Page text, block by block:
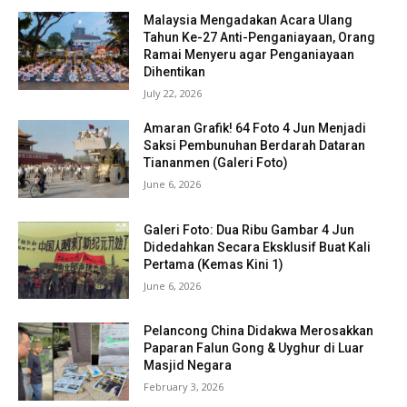
Malaysia Mengadakan Acara Ulang
Tahun Ke-27 Anti-Penganiayaan, Orang
Ramai Menyeru agar Penganiayaan
Dihentikan
July 22, 2026
Amaran Grafik! 64 Foto 4 Jun Menjadi
Saksi Pembunuhan Berdarah Dataran
Tiananmen (Galeri Foto)
June 6, 2026
Galeri Foto: Dua Ribu Gambar 4 Jun
Didedahkan Secara Eksklusif Buat Kali
Pertama (Kemas Kini 1)
June 6, 2026
Pelancong China Didakwa Merosakkan
Paparan Falun Gong & Uyghur di Luar
Masjid Negara
February 3, 2026